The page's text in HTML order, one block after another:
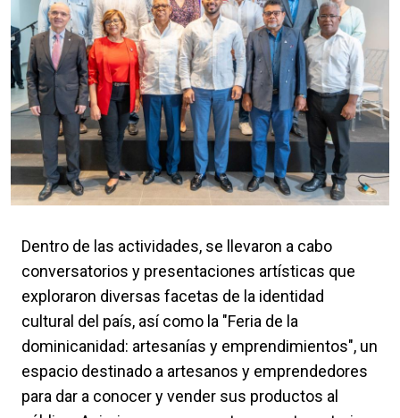
Dentro de las actividades, se llevaron a cabo
conversatorios y presentaciones artísticas que
exploraron diversas facetas de la identidad
cultural del país, así como la "Feria de la
dominicanidad: artesanías y emprendimientos", un
espacio destinado a artesanos y emprendedores
para dar a conocer y vender sus productos al